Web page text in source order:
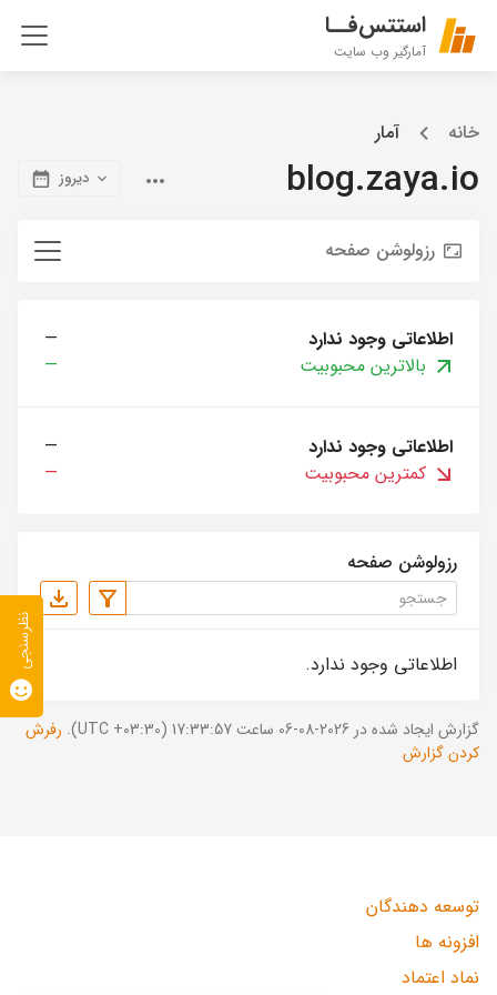
استتس‌فــا
آمارگیر وب سایت
خانه آمار
blog.zaya.io دیروز
رزولوشن صفحه
اطلاعاتی وجود ندارد
—
بالاترین محبوبیت
—
اطلاعاتی وجود ندارد
—
کمترین محبوبیت
—
رزولوشن صفحه
اطلاعاتی وجود ندارد.
گزارش ایجاد شده در 2026-08-06 ساعت 17:33:57 (UTC +03:30).
رفرش
کردن گزارش
توسعه دهندگان
افزونه ها
نماد اعتماد
نظرسنجی